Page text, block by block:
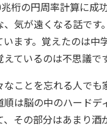
桁の円周率計算に成
、気が遠くなる話です
います。覚えたのは中
ているのは不思議で
なことを忘れる人でも
順は脳の中のハードデ
、その部分はあまり酒